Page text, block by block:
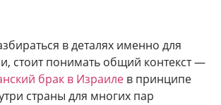
в деталях именно для
стоит понимать общий контекст —
брак в Израиле в принципе
страны для многих пар